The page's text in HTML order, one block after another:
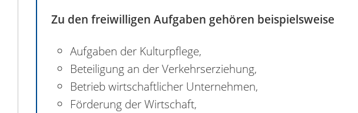
Zu den freiwilligen Aufgaben gehören beispielsweise
Aufgaben der Kulturpflege,
Beteiligung an der Verkehrserziehung,
Betrieb wirtschaftlicher Unternehmen,
Förderung der Wirtschaft,